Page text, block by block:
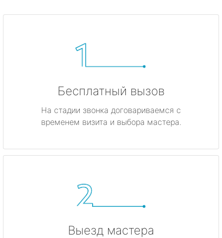
Бесплатный вызов
На стадии звонка договариваемся с
временем визита и выбора мастера.
Выезд мастера